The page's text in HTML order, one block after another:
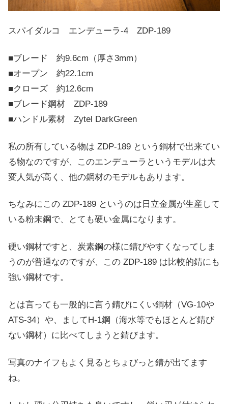
スパイダルコ エンデューラ-4 ZDP-189
■ブレード 約9.6cm（厚さ3mm）
■オープン 約22.1cm
■クローズ 約12.6cm
■ブレード鋼材 ZDP-189
■ハンドル素材 Zytel DarkGreen
私の所有している物は ZDP-189 という鋼材で出来てい
る物なのですが、このエンデューラというモデルは大
変人気が高く、他の鋼材のモデルもあります。
ちなみにこの ZDP-189 というのは日立金属が生産して
いる粉末鋼で、とても硬い金属になります。
硬い鋼材ですと、炭素鋼の様に錆びやすくなってしま
うのが普通なのですが、この ZDP-189 は比較的錆にも
強い鋼材です。
とは言っても一般的に言う錆びにくい鋼材（VG-10や
ATS-34）や、ましてH-1鋼（海水等でもほとんど錆び
ない鋼材）に比べてしまうと錆びます。
写真のナイフもよく見るとちょびっと錆が出てます
ね。